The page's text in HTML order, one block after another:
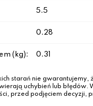
5.5
0.28
(kg): 0.31
starań nie gwarantujemy,
uchybień lub błędów.
przed podjęciem decyzji,